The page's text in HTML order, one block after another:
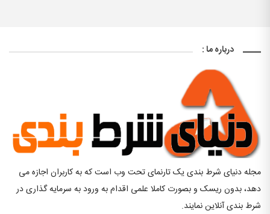
درباره ما :
مجله دنیای شرط بندی یک تارنمای تحت وب است که به کاربران اجازه می
دهد، بدون ریسک و بصورت کاملا علمی اقدام به ورود به سرمایه گذاری در
شرط بندی آنلاین نمایند.